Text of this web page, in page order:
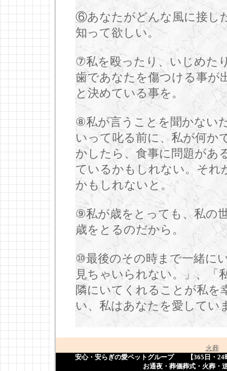
⑥あなたがどんな風に接し
知って欲しい。
⑦私を殴ったり、いじめた
歯であなたを傷つける事が
と決めている事を。
⑧私が言うことを聞かない
いって叱る前に、私が何か
かしたら、食事に問題があ
ているかもしれない。それ
かもしれないと。
⑨私が歳をとっても、私の
歳をとるのだから。
⑩最後のその時まで一緒に
見ちゃいられない。」、「
隣にいてくれることが私を
い、私はあなたを愛してい
火葬
安心・安らぎの愛ペットグループ 【365日・
お通夜・葬儀葬式・火葬・